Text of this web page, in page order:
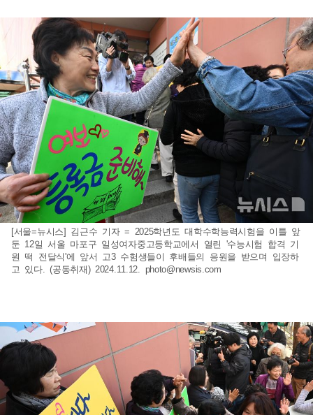
[서울=뉴시스] 김근수 기자 = 2025학년도 대학수학능력시험을 이틀 앞
둔 12일 서울 마포구 일성여자중고등학교에서 열린 '수능시험 합격 기
원 떡 전달식'에 앞서 고3 수험생들이 후배들의 응원을 받으며 입장하
고 있다. (공동취재) 2024.11.12. photo@newsis.com